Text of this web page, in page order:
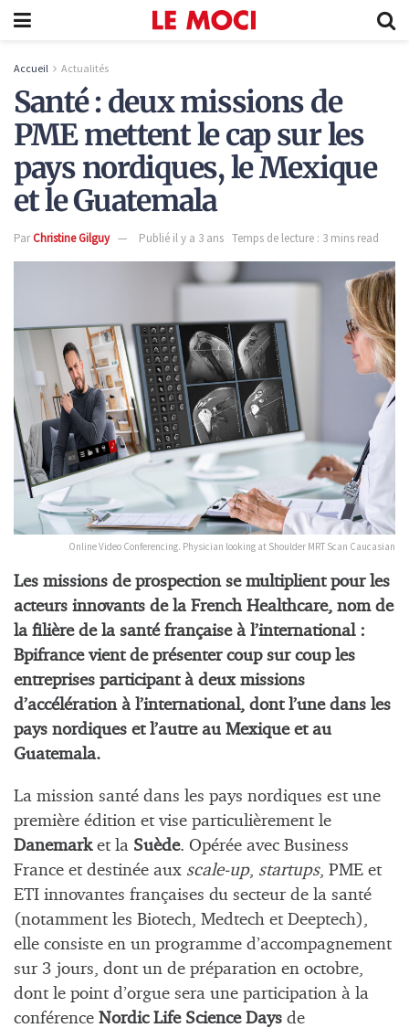
Accueil Actualités
Santé : deux missions de
PME mettent le cap sur les
pays nordiques, le Mexique
et le Guatemala
ParChristine Gilguy Publié il y a 3 ans Temps de lecture : 3 mins read
Online Video Conferencing. Physician looking at Shoulder MRT Scan Caucasian
Les missions de prospection se multiplient pour les
acteurs innovants de la French Healthcare, nom de
la filière de la santé française à l’international :
Bpifrance vient de présenter coup sur coup les
entreprises participant à deux missions
d’accélération à l’international, dont l’une dans les
pays nordiques et l’autre au Mexique et au
Guatemala.
La mission santé dans les pays nordiques est une
première édition et vise particulièrement le
Danemarket la Suède. Opérée avec Business
France et destinée aux scale-up, startups, PME et
ETI innovantes françaises du secteur de la santé
(notamment les Biotech, Medtech et Deeptech),
elle consiste en un programme d’accompagnement
sur 3 jours, dont un de préparation en octobre,
dont le point d’orgue sera une participation à la
conférence Nordic Life Science Days de